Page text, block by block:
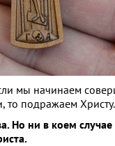
мы начинаем
то подражаем Христу.
Но ни в коем случае